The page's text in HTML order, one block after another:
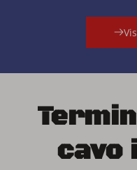
cavo